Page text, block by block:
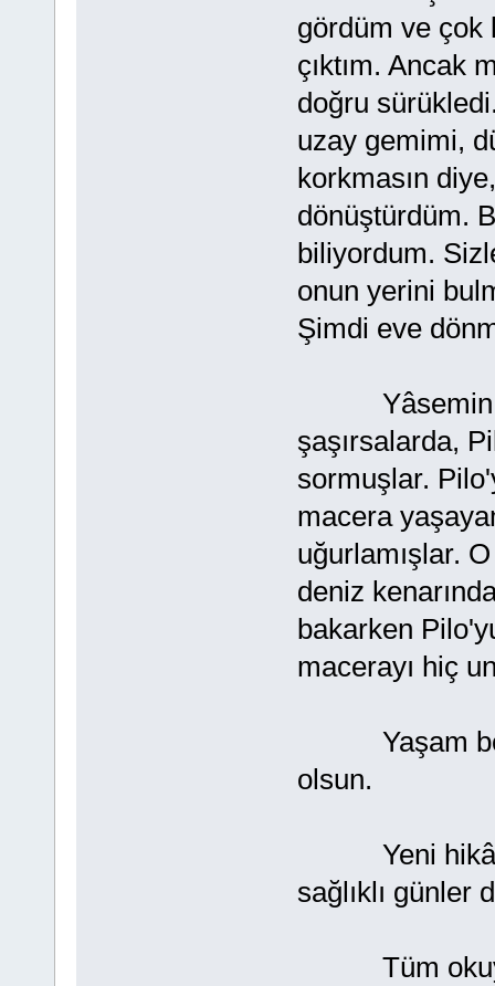
gördüm ve çok
çıktım. Ancak
doğru
uzay gemimi,
korkmasın
dönüştürdüm.
biliyordum.
onun yerini
Şimdi eve
Yâsemin,
şaşırsalarda,
sormuşlar.
macera
uğurlamışlar.
deniz
bakarken
macerayı hiç
Yaşam
olsun.
Yeni
sağlıklı günler
Tüm